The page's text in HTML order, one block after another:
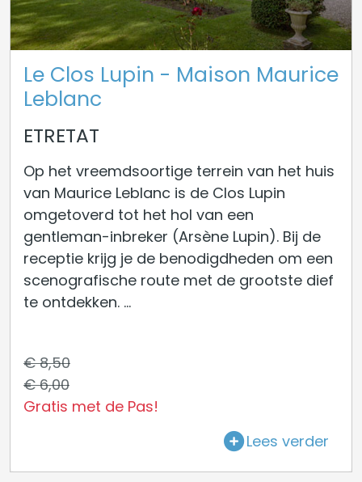
Le Clos Lupin - Maison Maurice
Leblanc
ETRETAT
Op het vreemdsoortige terrein van het huis
van Maurice Leblanc is de Clos Lupin
omgetoverd tot het hol van een
gentleman-inbreker (Arsène Lupin). Bij de
receptie krijg je de benodigdheden om een
scenografische route met de grootste dief
te ontdekken. ...
€ 8,50
€ 6,00
Gratis met de Pas!
Lees verder